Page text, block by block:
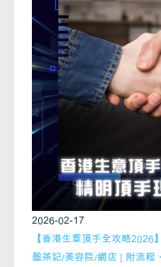
2026-02-17
【香港生意頂手全攻略2026
盤茶記/美容院/網店 | 附流程